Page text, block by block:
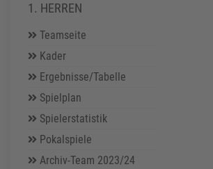
1. HERREN
Teamseite
Kader
Ergebnisse/Tabelle
Spielplan
Spielerstatistik
Pokalspiele
Archiv-Team 2023/24